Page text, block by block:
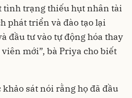
tình trạng thiếu hụt nhân tài
phát triển và đào tạo lại
đầu tư vào tự động hóa thay
mới”, bà Priya cho biết
sát nói rằng họ đã đầu